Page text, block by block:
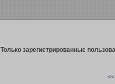
Только зарегистрированные